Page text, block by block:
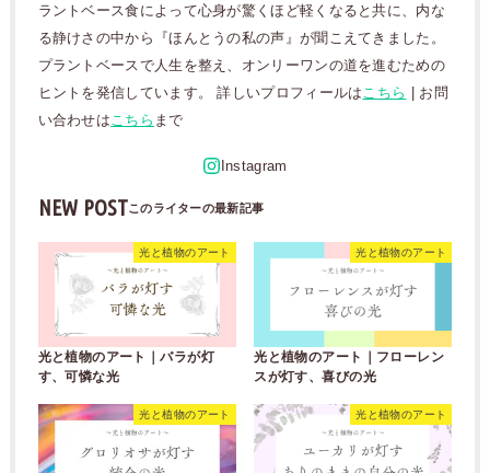
ラントベース食によって心身が驚くほど軽くなると共に、内な
る静けさの中から『ほんとうの私の声』が聞こえてきました。
プラントベースで人生を整え、オンリーワンの道を進むための
ヒントを発信しています。 詳しいプロフィールは こちら | お問
い合わせは こちら まで
NEW POST
光と植物のアート
光と植物のアート｜バラが灯
す、可憐な光
光と植物のアート
光と植物のアート｜フローレン
スが灯す、喜びの光
光と植物のアート 光と植物のアート